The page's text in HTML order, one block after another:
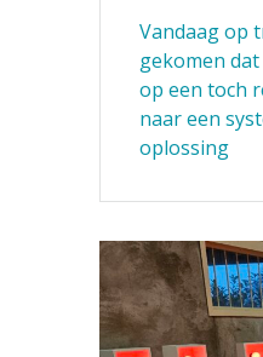
Vandaag op
gekomen
op een toch
naar een
oplossing